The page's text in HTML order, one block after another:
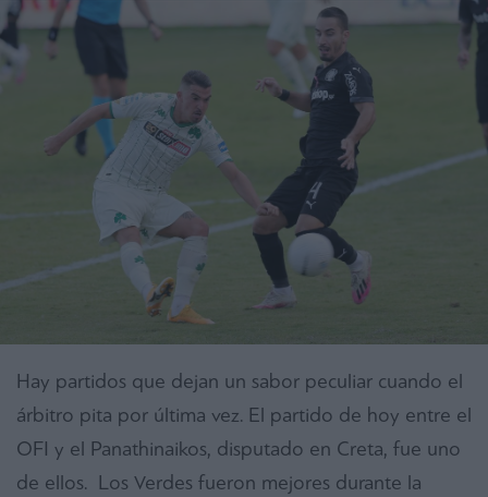
Hay partidos que dejan un sabor peculiar cuando el
árbitro pita por última vez. El partido de hoy entre el
OFI y el Panathinaikos, disputado en Creta, fue uno
de ellos. Los Verdes fueron mejores durante la